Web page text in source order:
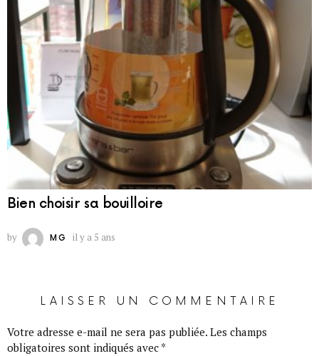
Bien choisir sa bouilloire
by MG il y a 5 ans
LAISSER UN COMMENTAIRE
Votre adresse e-mail ne sera pas publiée. Les champs
obligatoires sont indiqués avec *